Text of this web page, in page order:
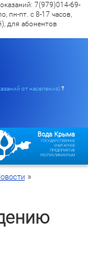
7(979)014-69-
пн-пт. с 8-17 часов,
для абонентов
от населения)?
Вода Крыма
ГОСУДАРСТВЕННОЕ
УНИТАРНОЕ
ПРЕДПРИЯТИЕ
РЕСПУБЛИКИ КРЫМ
»